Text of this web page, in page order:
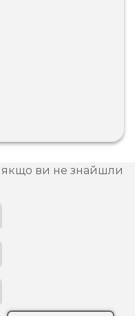
якщо ви не знайшли